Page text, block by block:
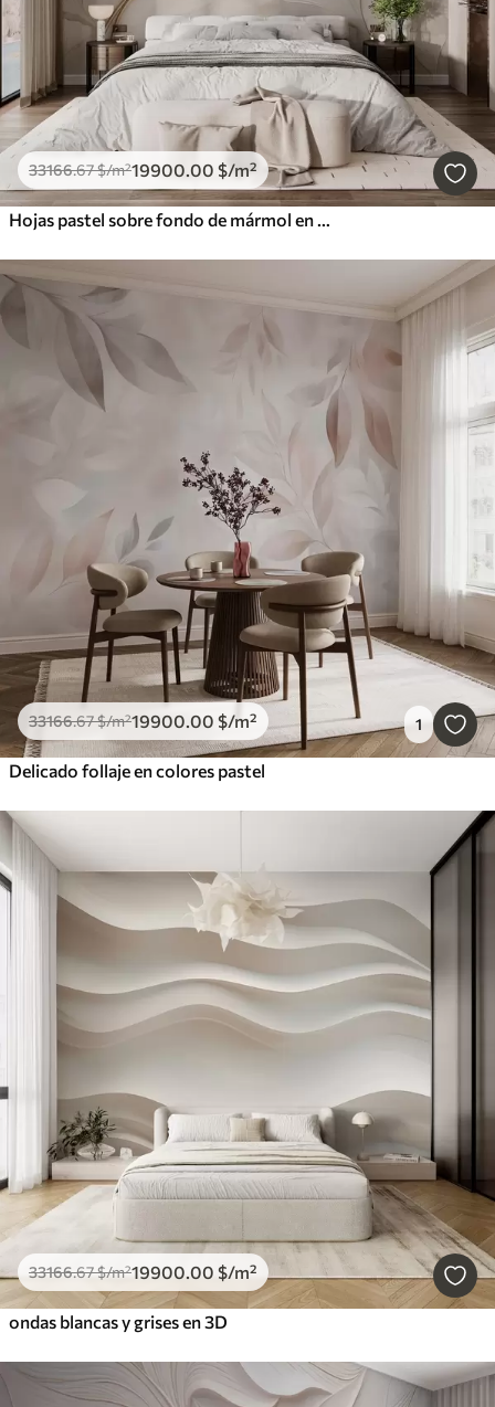
33166.67$/m²19900.00 $/m²
Hojas pastel sobre fondo de mármol en tonos beige
33166.67$/m²19900.00 $/m² 1
Delicado follaje en colores pastel
33166.67$/m²19900.00 $/m²
ondas blancas y grises en 3D